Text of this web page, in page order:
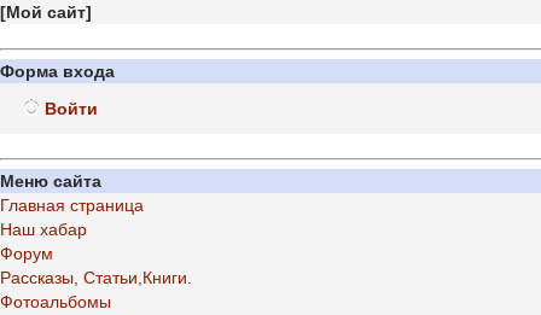
[Мой сайт]
Форма входа
Войти
Меню сайта
Главная страница
Наш хабар
Форум
Рассказы, Статьи,Книги.
Фотоальбомы